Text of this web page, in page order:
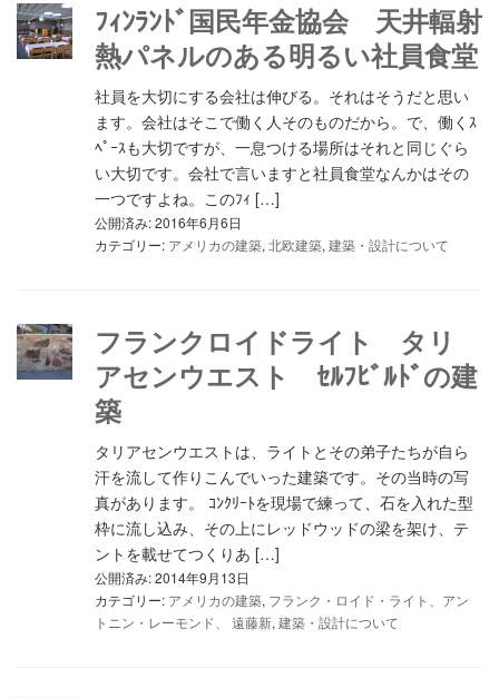
ﾌｨﾝﾗﾝﾄﾞ国民年金協会 天井輻射
熱パネルのある明るい社員食堂
社員を大切にする会社は伸びる。それはそうだと思い
ます。会社はそこで働く人そのものだから。で、働くｽ
ﾍﾟｰｽも大切ですが、一息つける場所はそれと同じぐら
い大切です。会社で言いますと社員食堂なんかはその
一つですよね。このﾌｨ […]
公開済み: 2016年6月6日
カテゴリー: アメリカの建築, 北欧建築, 建築・設計について
フランクロイドライト タリ
アセンウエスト ｾﾙﾌﾋﾞﾙﾄﾞの建
築
タリアセンウエストは、ライトとその弟子たちが自ら
汗を流して作りこんでいった建築です。その当時の写
真があります。 ｺﾝｸﾘｰﾄを現場で練って、石を入れた型
枠に流し込み、その上にレッドウッドの梁を架け、テ
ントを載せてつくりあ […]
公開済み: 2014年9月13日
カテゴリー: アメリカの建築, フランク・ロイド・ライト、アン
トニン・レーモンド、 遠藤新, 建築・設計について